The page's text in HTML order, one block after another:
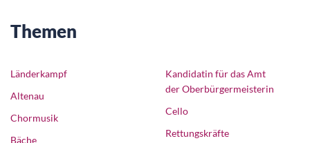
Themen
Länderkampf
Altenau
Chormusik
Bäche
Kandidatin für das Amt
der Oberbürgermeisterin
Cello
Rettungskräfte